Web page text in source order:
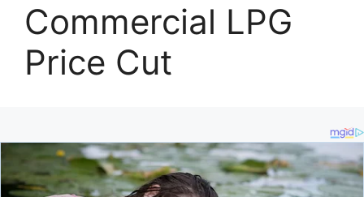
Commercial LPG
Price Cut